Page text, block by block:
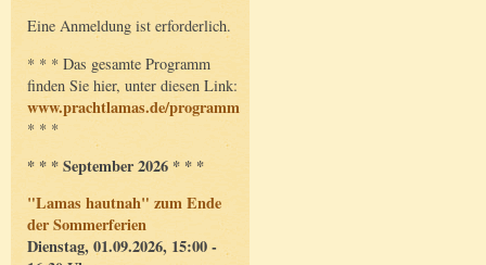
Eine Anmeldung ist erforderlich.
* * * Das gesamte Programm
finden Sie hier, unter diesen Link:
www.prachtlamas.de/programm
* * *
* * * September 2026 * * *
"Lamas hautnah" zum Ende
der Sommerferien
Dienstag, 01.09.2026, 15:00 -